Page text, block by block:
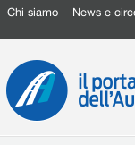
Chi siamo News e